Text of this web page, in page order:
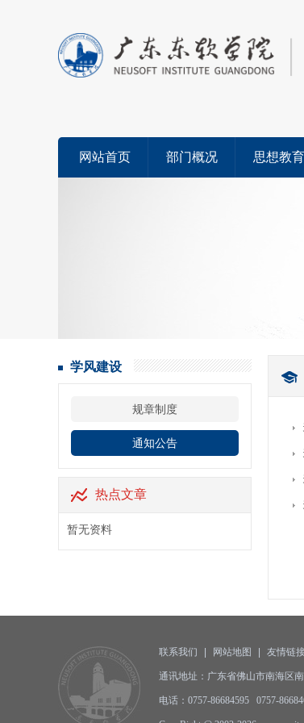
网站首页 部门概况 思想教育
学风建设
规章制度
通知公告
热点文章
暂无资料
联系我们 网站地图 友情链
通讯地址：广东省佛山市南海区
电话：0757-86684595 0757-